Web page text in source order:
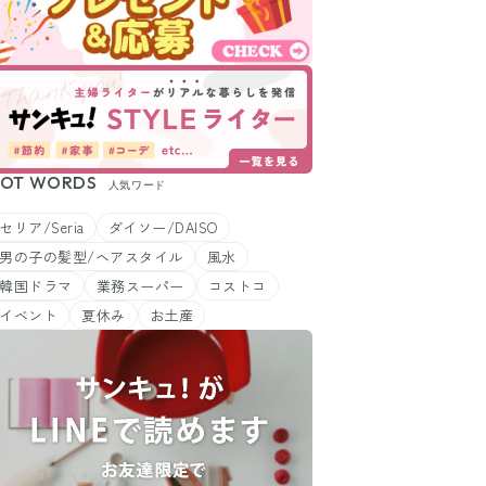
WORDS 人気ワード
セリア/Seria
ダイソー/DAISO
男の子の髪型/ヘアスタイル
風水
韓国ドラマ
業務スーパー
コストコ
イベント
夏休み お土産